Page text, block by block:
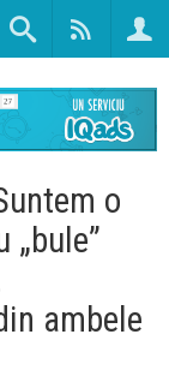
o
ambele